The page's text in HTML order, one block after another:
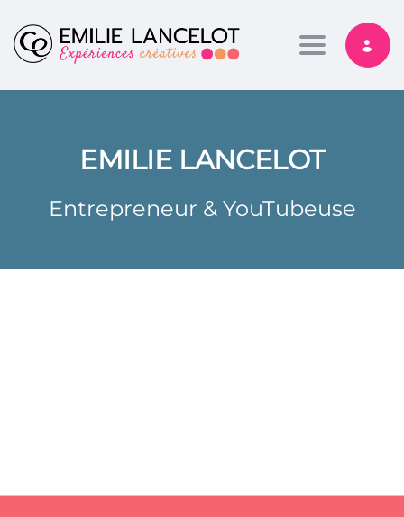
Toggle
EMILIE LANCELOT
Entrepreneur & YouTubeuse